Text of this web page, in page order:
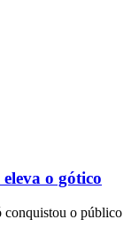
o gótico
conquistou o público